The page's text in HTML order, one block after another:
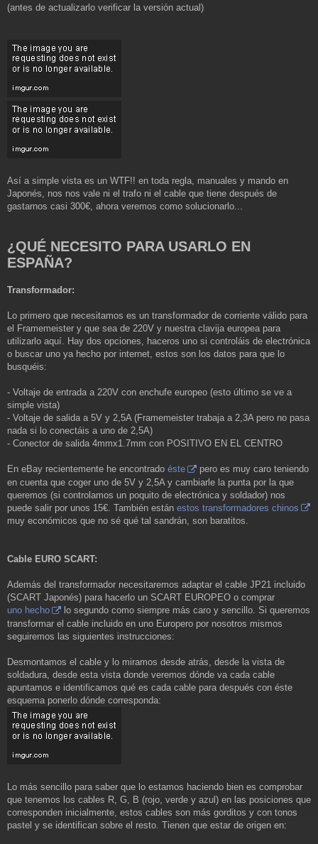
(antes de actualizarlo verificar la versión actual)
Así a simple vista es un WTF!! en toda regla, manuales y mando en
Japonés, nos nos vale ni el trafo ni el cable que tiene después de
gastarnos casi 300€, ahora veremos como solucionarlo...
¿QUÉ NECESITO PARA USARLO EN
ESPAÑA?
Transformador:
Lo primero que necesitamos es un transformador de corriente válido para
el Framemeister y que sea de 220V y nuestra clavija europea para
utilizarlo aquí. Hay dos opciones, haceros uno si controláis de electrónica
o buscar uno ya hecho por internet, estos son los datos para que lo
busquéis:
- Voltaje de entrada a 220V con enchufe europeo (esto último se ve a
simple vista)
- Voltaje de salida a 5V y 2,5A (Framemeister trabaja a 2,3A pero no pasa
nada si lo conectáis a uno de 2,5A)
- Conector de salida 4mmx1.7mm con POSITIVO EN EL CENTRO
En eBay recientemente he encontrado éste
pero es muy caro teniendo
en cuenta que coger uno de 5V y 2,5A y cambiarle la punta por la que
queremos (si controlamos un poquito de electrónica y soldador) nos
puede salir por unos 15€. También están estos transformadores chinos
muy económicos que no sé qué tal sandrán, son baratitos.
Cable EURO SCART:
Además del transformador necesitaremos adaptar el cable JP21 incluido
(SCART Japonés) para hacerlo un SCART EUROPEO o comprar
uno hecho
lo segundo como siempre más caro y sencillo. Si queremos
transformar el cable incluido en uno Europero por nosotros mismos
seguiremos las siguientes instrucciones:
Desmontamos el cable y lo miramos desde atrás, desde la vista de
soldadura, desde esta vista donde veremos dónde va cada cable
apuntamos e identificamos qué es cada cable para después con éste
esquema ponerlo dónde corresponda:
Lo más sencillo para saber que lo estamos haciendo bien es comprobar
que tenemos los cables R, G, B (rojo, verde y azul) en las posiciones que
corresponden inicialmente, estos cables son más gorditos y con tonos
pastel y se identifican sobre el resto. Tienen que estar de origen en: